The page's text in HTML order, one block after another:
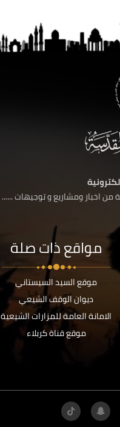
اخبار ومشاريع و توجيهات ......
مواقع ذات صلة
موقع السيد السيستاني
ديوان الوقف الشيعي
الامانة العامة للمزارات الشيعية
موقع قناة كربلاء